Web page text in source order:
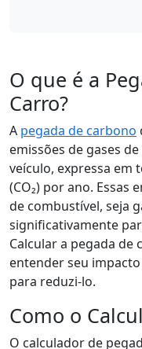
O que é a
Carro?
A pegada de carbono
emissões de gases
veículo, expressa em
(CO₂) por ano. Essas
de combustível, seja
significativamente
Calcular a pegada de
entender seu
para reduzi-lo.
Como o
O calculador de